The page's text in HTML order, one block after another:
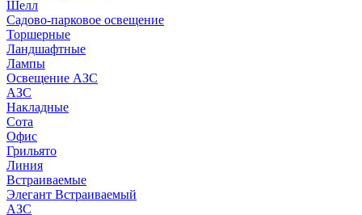
Шелл
Садово-парковое освещение
Торшерные
Ландшафтные
Лампы
Освещение АЗС
АЗС
Накладные
Сота
Офис
Грильято
Линия
Встраиваемые
Элегант Встраиваемый
АЗС